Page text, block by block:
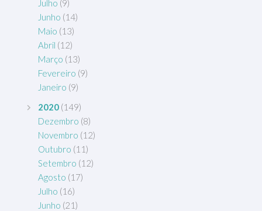
Julho (9)
Junho (14)
Maio (13)
Abril (12)
Março (13)
Fevereiro (9)
Janeiro (9)
2020 (149)
Dezembro (8)
Novembro (12)
Outubro (11)
Setembro (12)
Agosto (17)
Julho (16)
Junho (21)